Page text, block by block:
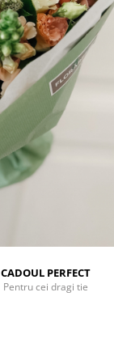
CADOUL PERFECT
Pentru cei dragi tie